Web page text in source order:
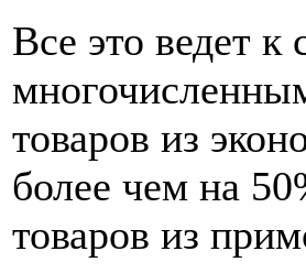
Все это ведет
товаров из
более чем на
товаров из